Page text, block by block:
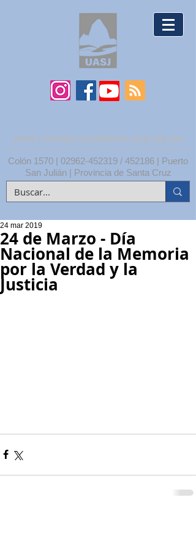
UNPA | UNIDAD ACADÉMICA SAN JULIÁN
Colón 1570 | 02962-452319 / 452186 | Puerto
San Julián | Provincia de Santa Cruz
24 de Marzo - Día
Nacional de la Memoria
por la Verdad y la
Justicia
24 mar 2019